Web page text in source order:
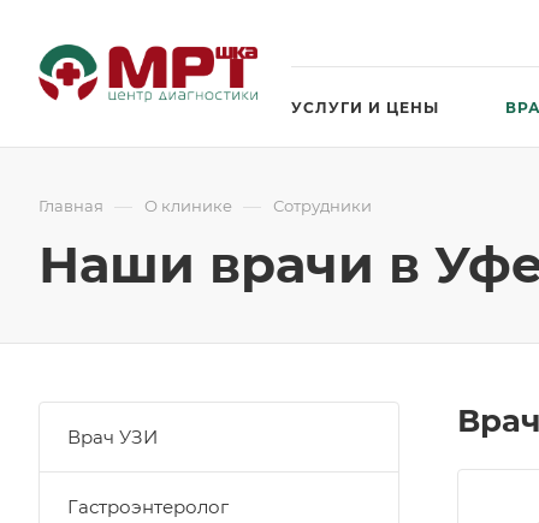
УСЛУГИ И ЦЕНЫ
Главная — О клинике — Сотрудники
Наши врачи в
Врач УЗИ
Гастроэнтеролог